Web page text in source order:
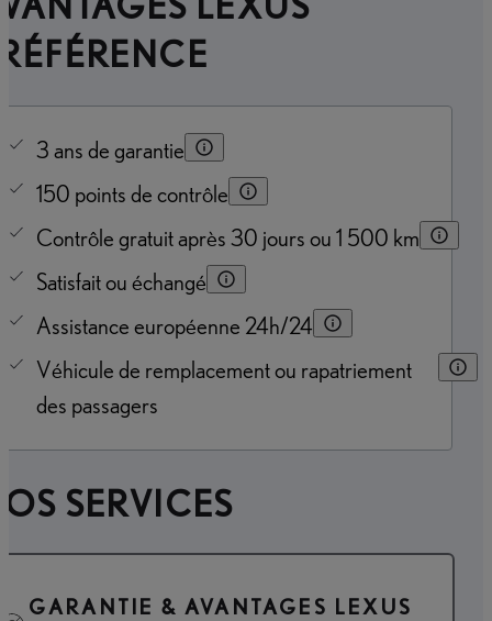
3 ans de garantie
150 points de contrôle
Contrôle gratuit après 30 jours ou 1 500 km
Satisfait ou échangé
Assistance européenne 24h/24
Véhicule de remplacement ou rapatriement
des passagers
SERVICES
GARANTIE & AVANTAGES LEXUS